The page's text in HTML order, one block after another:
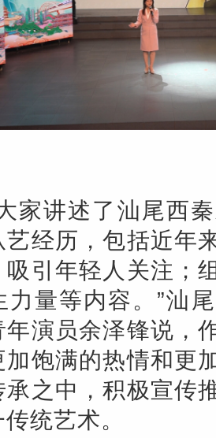
家讲述了汕尾西
艺经历，包括近年
吸引年轻人关注；
力量等内容。”汕
年演员余泽锋说，
加饱满的热情和更
承之中，积极宣传
统艺术。